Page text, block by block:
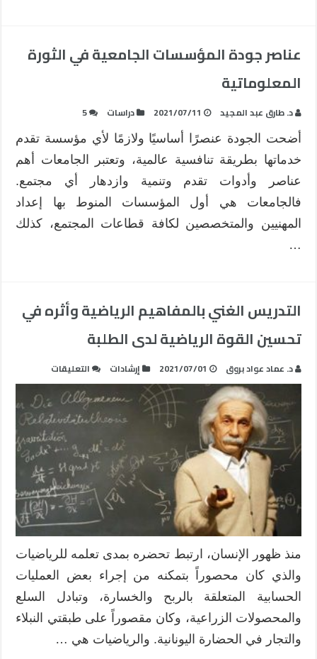
عناصر جودة المؤسسات الجامعية في الثورة
المعلوماتية
د. طارق عبد المجيد 2021/07/11 دراسات 5
أضحت الجودة عنصرًا أساسيًا ولازمًا لأي مؤسسة تقدم
خدماتها بطريقة تنافسية عالمية، وتعتبر الجامعات أهم
عناصر وأدوات تقدم وتنمية وازدهار أي مجتمع.
فالجامعات هي أول المؤسسات المنوط بها إعداد
المهنيين والمتخصصين لكافة قطاعات المجتمع، كذلك
…
التدريس الغني بالمفاهيم الرياضية وأثره في
تحسين القوة الرياضية لدى الطلبة
د. عماد عواد بروق 2021/07/01 إرشادات التعليقات
التدريس
الغني
بالمفاهيم
الرياضية
وأثره
في
تحسين
القوة
الرياضية
لدى
الطلبة
مغلقة
منذ ظهور الإنسان، ارتبط تحضره بمدى تعلمه للرياضيات
والذي كان محصوراً بتمكنه من إجراء بعض العمليات
الحسابية المتعلقة بالربح والخسارة، وتبادل السلع
والمحصولات الزراعية، وكان مقصوراً على طبقتي النبلاء
والتجار في الحضارة اليونانية. والرياضيات هي …